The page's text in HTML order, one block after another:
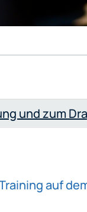
und zum
auf